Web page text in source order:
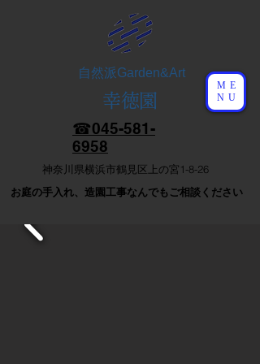
自然派Garden&Art
幸徳園
☎︎​045-581-
6958
​神奈川県横浜市鶴見区上の宮1-8-26
​お庭の手入れ、造園工事なんでもご相談ください
ME
NU